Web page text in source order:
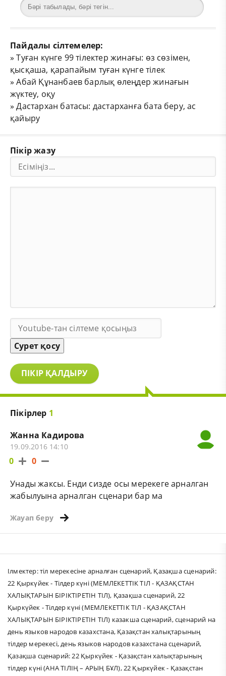
Пайдалы сілтемелер:
»Туған күнге 99 тілектер жинағы: өз сөзімен,
қысқаша, қарапайым туған күнге тілек
»Абай Құнанбаев барлық өлеңдер жинағын
жүктеу, оқу
»Дастархан батасы: дастарханға бата беру, ас
қайыру
Пікір жазу
Сурет қосу
ПІКІР ҚАЛДЫРУ
Пікірлер 1
Жанна Кадирова
19.09.2016 14:10
0 0
Унады жаксы. Енди сизде осы мерекеге арналган
жабылуына арналган сценари бар ма
Жауап беру
Ілмектер:тіл мерекесіне арналған сценарий, Қазақша сценарий:
22 Қыркүйек - Тілдер күні (МЕМЛЕКЕТТІК ТІЛ - ҚАЗАҚСТАН
ХАЛЫҚТАРЫН БІРІКТІРЕТІН ТІЛ), Қазақша сценарий,22
Қыркүйек - Тілдер күні (МЕМЛЕКЕТТІК ТІЛ - ҚАЗАҚСТАН
ХАЛЫҚТАРЫН БІРІКТІРЕТІН ТІЛ) казакша сценарий,сценарий на
день языков народов казахстана, Қазақстан халықтарының
тілдер мерекесі,день языков народов казахстана сценарий,
Қазақша сценарий: 22 Қыркүйек - Қазақстан халықтарының
тілдер күні (АНА ТІЛІҢ – АРЫҢ БҰЛ),22 Қыркүйек - Қазақстан